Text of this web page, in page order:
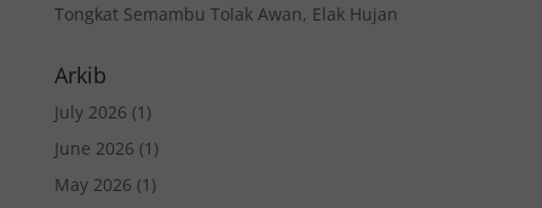
Tongkat Semambu Tolak Awan, Elak Hujan
Arkib
July 2026 (1)
June 2026 (1)
May 2026 (1)